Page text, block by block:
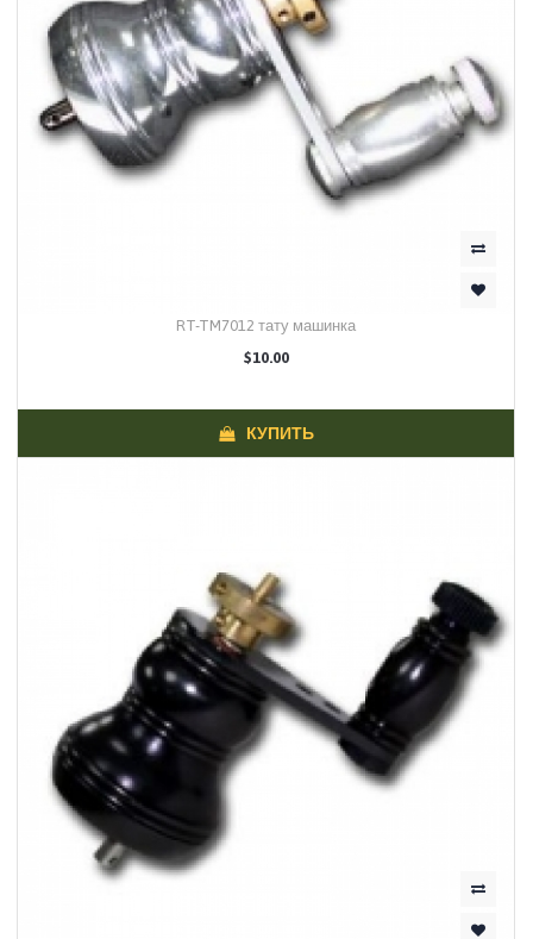
RT-TM7012 тату машинка
$10.00
КУПИТЬ